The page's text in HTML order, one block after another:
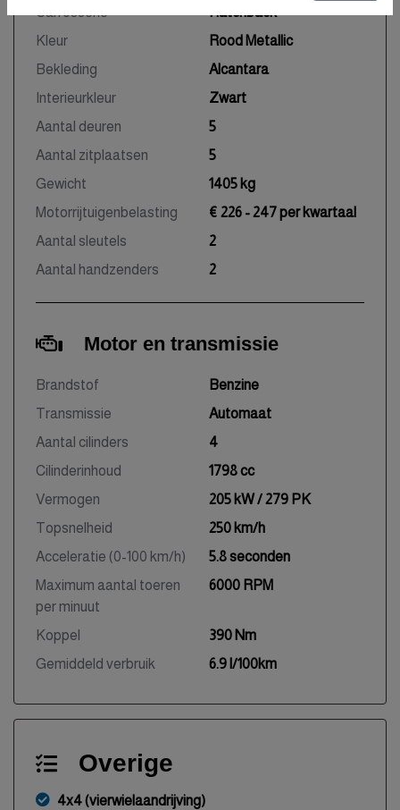
Carrosserie
Hatchback
Kleur
Rood Metallic
Bekleding
Alcantara
Interieurkleur
Zwart
Aantal deuren
5
Aantal zitplaatsen
5
Gewicht
1405 kg
Motorrijtuigenbelasting
€ 226 - 247 per kwartaal
Aantal sleutels
2
Aantal handzenders
2
Motor en transmissie
Brandstof
Benzine
Transmissie
Automaat
Aantal cilinders
4
Cilinderinhoud
1798 cc
Vermogen
205 kW / 279 PK
Topsnelheid
250 km/h
Acceleratie (0-100 km/h)
5.8 seconden
Maximum aantal toeren
per minuut
6000 RPM
Koppel
390 Nm
Gemiddeld verbruik
6.9 l/100km
Overige
4x4 (vierwielaandrijving)